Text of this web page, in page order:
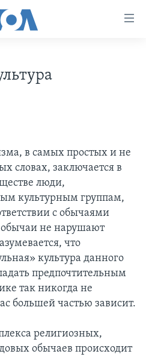
в самых простых и не
словах, заключается в
люди,
культурным группам,
с обычаями
обычаи не нарушают
что
культура данного
предпочтительным
так никогда не
большей частью зависит.
религиозных,
обычаев происходит